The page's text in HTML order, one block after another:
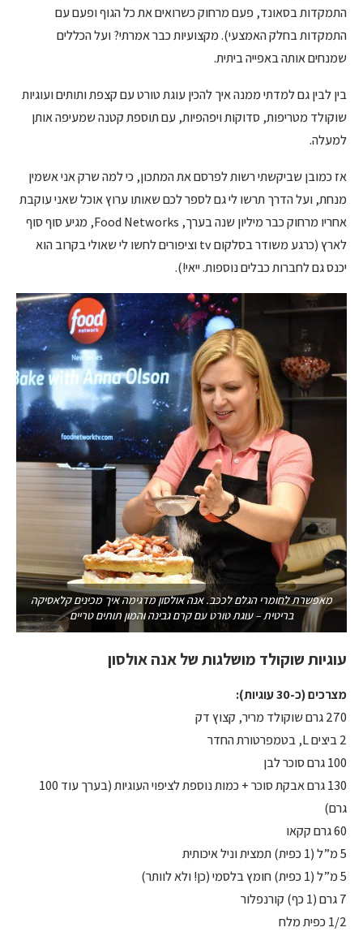
התמקדות בסאונד, פעם מרחוק כשרואים את כל הגוף ופעם עם
התמקדות בחלק האמצעי). מקצועיות כבר אמרתי? ועל הכללים
שמנחים אותה באפייה ביתית.
בין לבין גם למדתי ממנה איך להכין עוגת טורט עם קצפת ותותים ועוגיות
שוקולד מטריפות, סדוקות ויפהפיות, עם תוספת קטנה שמעיפה אותן
למעלה.
אז כמובן שביקשתי רשות לפרסם את המתכון, כי למה שרק אני אשמין
מנחת, ועל הדרך תרשו לי גם לספר לכם שאותו ערוץ אוכל שאני עוקבת
אחריו מרחוק כבר מיליון שנה בערך, Food Networks, מגיע סוף סוף
לארץ (כרגע משודר בסלקום tv וציפורים לחשו לי שאולי בקרוב הוא
יכנס גם לחברות כבלים נוספות. ייאי!).
מאפשרת לחומרי הגלם לככב. אנה אולסון מדגימה איך מכינים קלאסיקה
בריטית – עוגת טורט עם קרם גבינה והמון תותים טריים
עוגיות שוקולד מושלגות של אנה אולסון
מצרכים (כ-30 עוגיות):
270 גרם שוקולד מריר, קצוץ דק
2 ביצים L, בטמפרטורת החדר
100 גרם סוכר לבן
130 גרם אבקת סוכר + כמות נוספת לציפוי העוגיות (בערך עוד 100
גרם)
60 גרם קקאו
5 מ”ל (1 כפית) תמצית וניל איכותית
5 מ”ל (1 כפית) חומץ בלסמי (כן! ולא לוותר)
7 גרם (1 כף) קורנפלור
1/2 כפית מלח